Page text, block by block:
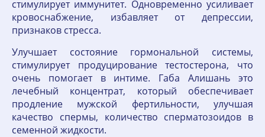
стимулирует иммунитет. Одновременно усиливает
кровоснабжение, избавляет от депрессии,
признаков стресса.
Улучшает состояние гормональной системы,
стимулирует продуцирование тестостерона, что
очень помогает в интиме. Габа Алишань это
лечебный концентрат, который обеспечивает
продление мужской фертильности, улучшая
качество спермы, количество сперматозоидов в
семенной жидкости.